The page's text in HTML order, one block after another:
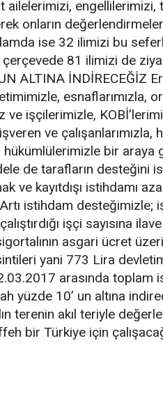
engellilerimizi,
onların
ise 32 ilimizi bu
81 ilimizi de
ALTINA İNDİRECEĞİZ
esnaflarımızla,
işçilerimizle,
ve çalışanlarımızla,
bir araya
de tarafların desteğini
kayıtdışı istihdamı
istihdam desteğimizle;
işçi sayısına
asgari ücret
yani 773 Lira
arasında toplam
yüzde 10’ un altına
terenin akıl teriyle
bir Türkiye için